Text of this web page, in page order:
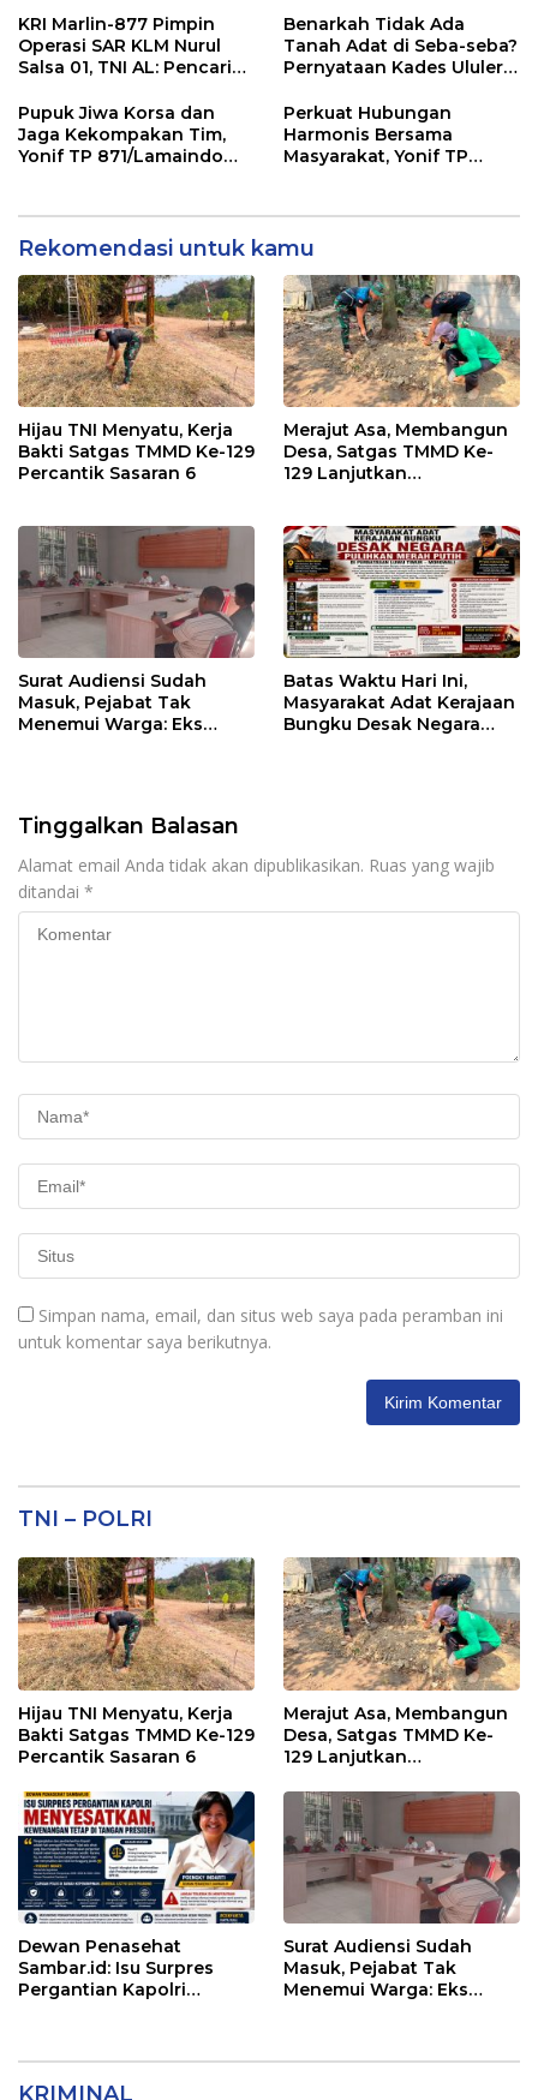
Berjihad Secara
Konstitusional
KRI Marlin-877 Pimpin
Operasi SAR KLM Nurul
Salsa 01, TNI AL: Pencarian
Seluruh Korban
Ditemukan
Benarkah Tidak Ada
Tanah Adat di Seba-seba?
Pernyataan Kades Ululere
Dokumen Pemerintah
Pupuk Jiwa Korsa dan
Jaga Kekompakan Tim,
Yonif TP 871/Lamaindo
Perkuat Hubungan
Harmonis Bersama
Masyarakat, Yonif TP
Bola Gembira
Rekomendasi untuk kamu
Hijau TNI Menyatu, Kerja
Bakti Satgas TMMD Ke-129
Percantik Sasaran 6
Merajut Asa, Membangun
Desa, Satgas TMMD Ke-
129 Lanjutkan
Surat Audiensi Sudah
Masuk, Pejabat Tak
Menemui Warga: Eks
Batas Waktu Hari Ini,
Masyarakat Adat Kerajaan
Bungku Desak Negara
Tinggalkan Balasan
Alamat email Anda tidak akan dipublikasikan. Ruas yang wajib
ditandai *
Simpan nama, email, dan situs web saya pada peramban ini
untuk komentar saya berikutnya.
TNI – POLRI
Hijau TNI Menyatu, Kerja
Bakti Satgas TMMD Ke-129
Percantik Sasaran 6
Merajut Asa, Membangun
Desa, Satgas TMMD Ke-
129 Lanjutkan
Dewan Penasehat
Sambar.id: Isu Surpres
Pergantian Kapolri
Surat Audiensi Sudah
Masuk, Pejabat Tak
Menemui Warga: Eks
KRIMINAL